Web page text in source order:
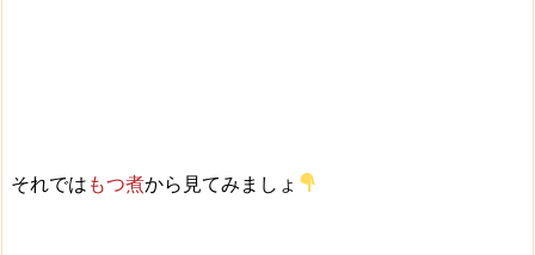
それではもつ煮から見てみましょ